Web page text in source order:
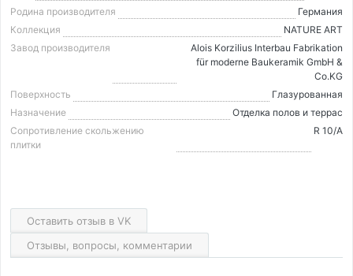
Родина производителя
Германия
Коллекция
NATURE ART
Завод производителя
Alois Korzilius Interbau Fabrikation
für moderne Baukeramik GmbH &
Co.KG
Поверхность
Глазурованная
Назначение
Отделка полов и террас
Сопротивление скольжению
плитки
R 10/A
Оставить отзыв в VK
Отзывы, вопросы, комментарии